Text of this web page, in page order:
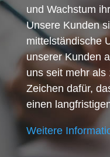
und Wachstum
Unsere Kunden
mittelständische
unserer Kunden
uns seit mehr als
Zeichen dafür,
einen
Weitere